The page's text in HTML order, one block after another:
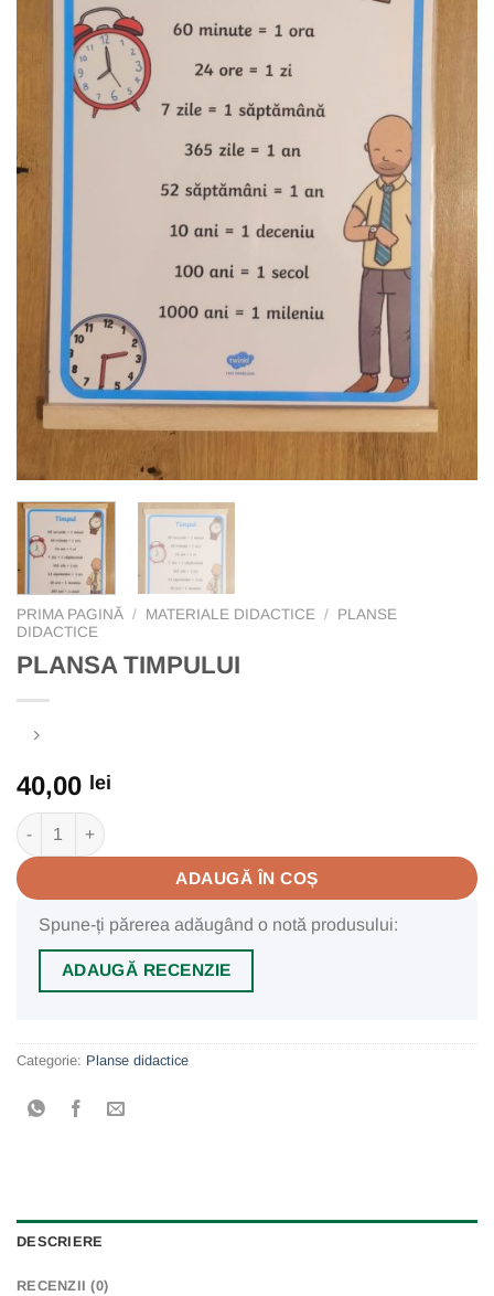
PRIMA PAGINĂ / MATERIALE DIDACTICE / PLANSE
DIDACTICE
PLANSA TIMPULUI
40,00 lei
Cantitate PLANSA TIMPULUI
ADAUGĂ ÎN COȘ
Spune-ți părerea adăugând o notă produsului:
ADAUGĂ RECENZIE
Categorie: Planse didactice
DESCRIERE
RECENZII (0)